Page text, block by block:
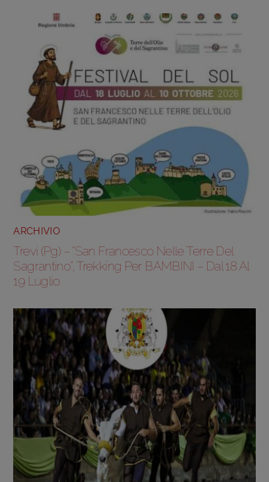
ARCHIVIO
Trevi (Pg) – “San Francesco Nelle Terre Del
Sagrantino”, Trekking Per BAMBINI – Dal 18 Al
19 Luglio